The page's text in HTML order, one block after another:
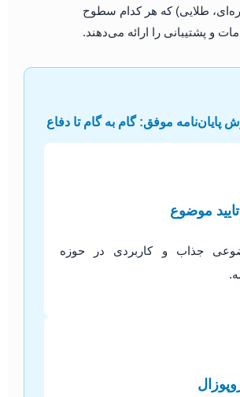
طلایی) که هر کدام سطوح
و پشتیبانی را ارائه می‌دهند.
پایان‌نامه موفق: گام به گام تا دفاع
موضوع
جذاب و کاربردی در حوزه